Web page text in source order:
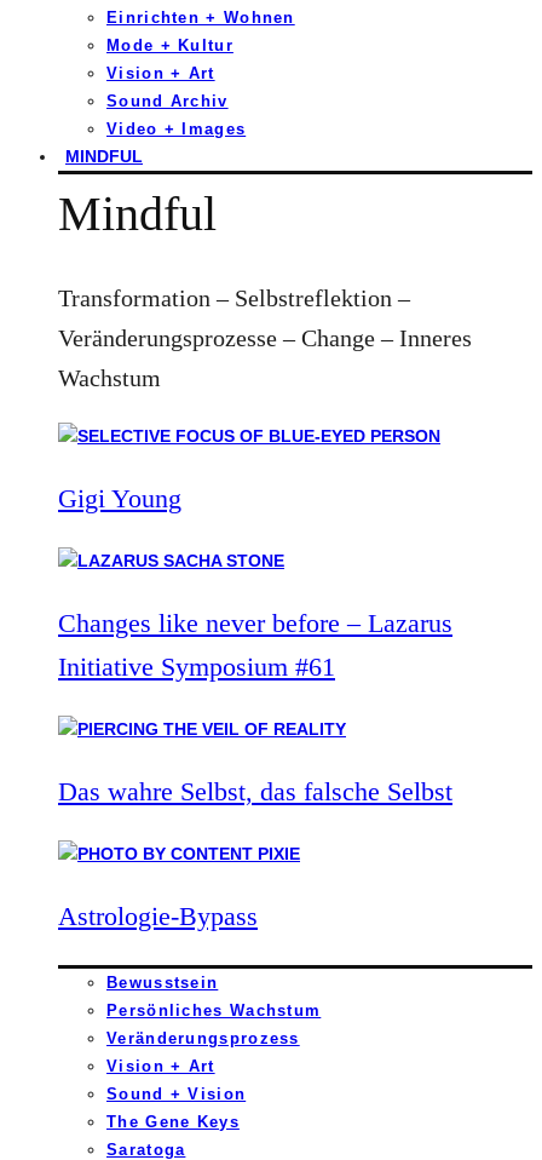
Einrichten + Wohnen
Mode + Kultur
Vision + Art
Sound Archiv
Video + Images
MINDFUL
Mindful
Transformation – Selbstreflektion –
Veränderungsprozesse – Change – Inneres
Wachstum
Gigi Young
Changes like never before – Lazarus
Initiative Symposium #61
Das wahre Selbst, das falsche Selbst
Astrologie-Bypass
Bewusstsein
Persönliches Wachstum
Veränderungsprozess
Vision + Art
Sound + Vision
The Gene Keys
Saratoga